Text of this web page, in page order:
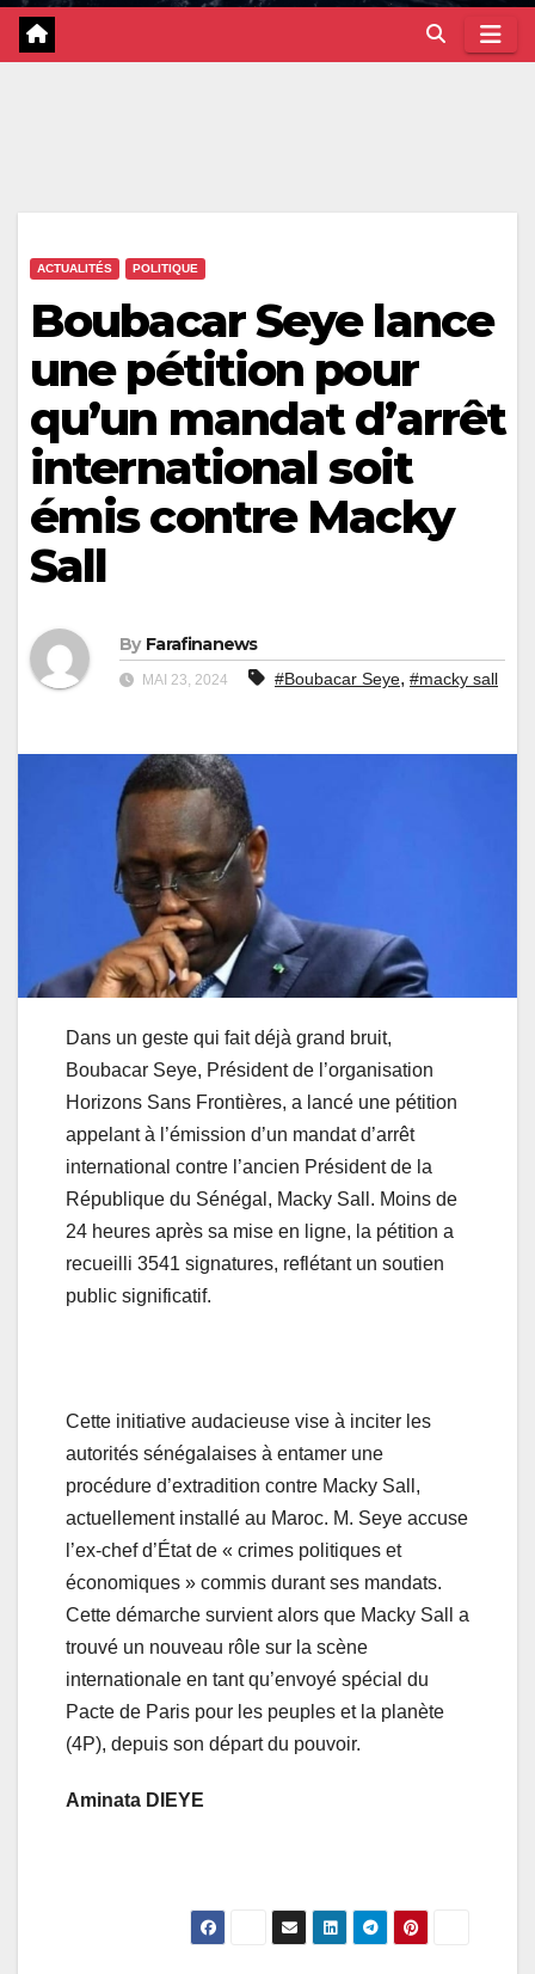
ACTUALITÉS POLITIQUE
Boubacar Seye lance
une pétition pour
qu’un mandat d’arrêt
international soit
émis contre Macky
Sall
By Farafinanews
MAI 23, 2024 #Boubacar Seye, #macky sall
Dans un geste qui fait déjà grand bruit,
Boubacar Seye, Président de l’organisation
Horizons Sans Frontières, a lancé une pétition
appelant à l’émission d’un mandat d’arrêt
international contre l’ancien Président de la
République du Sénégal, Macky Sall. Moins de
24 heures après sa mise en ligne, la pétition a
recueilli 3541 signatures, reflétant un soutien
public significatif.
Cette initiative audacieuse vise à inciter les
autorités sénégalaises à entamer une
procédure d’extradition contre Macky Sall,
actuellement installé au Maroc. M. Seye accuse
l’ex-chef d’État de « crimes politiques et
économiques » commis durant ses mandats.
Cette démarche survient alors que Macky Sall a
trouvé un nouveau rôle sur la scène
internationale en tant qu’envoyé spécial du
Pacte de Paris pour les peuples et la planète
(4P), depuis son départ du pouvoir.
Aminata DIEYE